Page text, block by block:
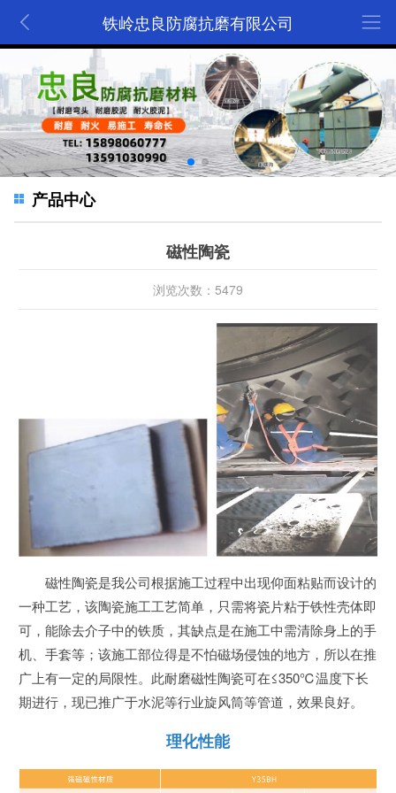
铁岭忠良防腐抗磨有限公司
产品中心
磁性陶瓷
浏览次数：5479
磁性陶瓷是我公司根据施工过程中出现仰面粘贴而设计的
一种工艺，该陶瓷施工工艺简单，只需将瓷片粘于铁性壳体即
可，能除去介子中的铁质，其缺点是在施工中需清除身上的手
机、手套等；该施工部位得是不怕磁场侵蚀的地方，所以在推
广上有一定的局限性。此耐磨磁性陶瓷可在≤350℃温度下长
期进行，现已推广于水泥等行业旋风筒等管道，效果良好。
理化性能